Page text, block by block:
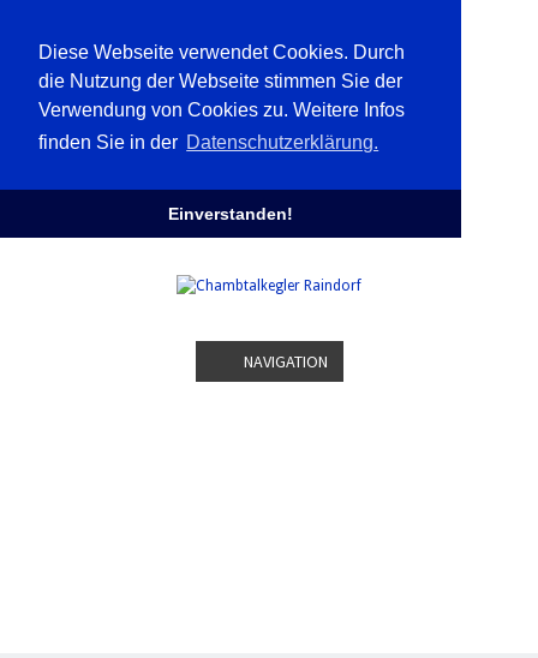
Diese Webseite verwendet Cookies. Durch
die Nutzung der Webseite stimmen Sie der
Verwendung von Cookies zu. Weitere Infos
finden Sie in der Datenschutzerklärung.
Einverstanden!
NAVIGATION